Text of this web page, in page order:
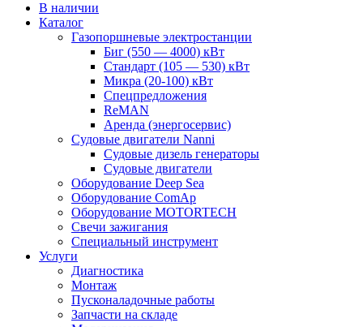
В наличии
Каталог
Газопоршневые электростанции
Биг (550 — 4000) кВт
Стандарт (105 — 530) кВт
Микра (20-100) кВт
Спецпредложения
ReMAN
Аренда (энергосервис)
Судовые двигатели Nanni
Судовые дизель генераторы
Судовые двигатели
Оборудование Deep Sea
Оборудование ComAp
Оборудование MOTORTECH
Свечи зажигания
Специальный инструмент
Услуги
Диагностика
Монтаж
Пусконаладочные работы
Запчасти на складе